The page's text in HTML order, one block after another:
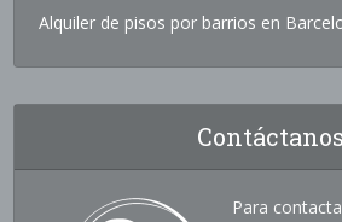
Alquiler de pisos por barrios en
Contáctanos
Para